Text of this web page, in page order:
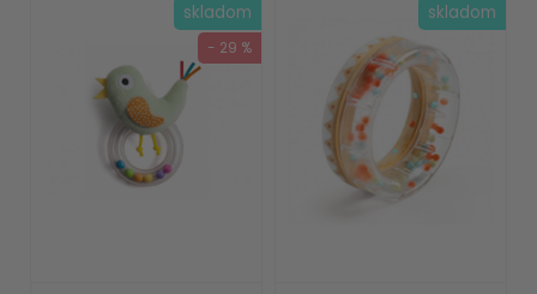
skladom
- 29 %
skladom